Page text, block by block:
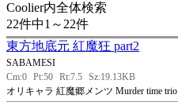
Coolier内全体検索
22件中1～22件
東方地底元 紅魔狂 part2
SABAMESI
Cm:0 Pt:50 Rt:7.5 Sz:19.13KB
オリキャラ 紅魔郷メンツ Murder time trio